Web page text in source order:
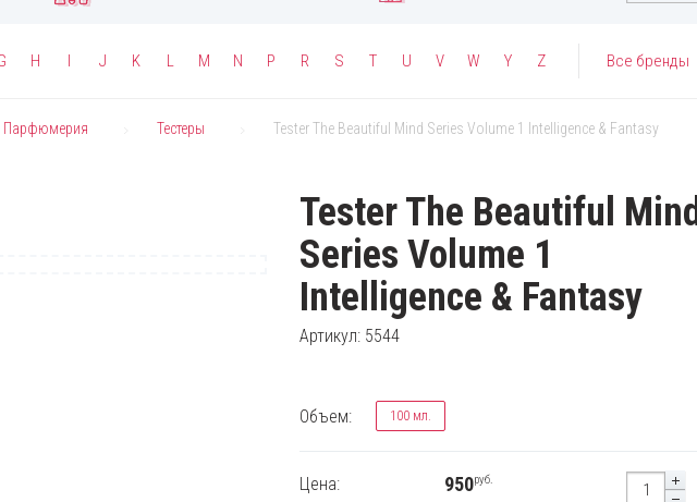
H I J K L M N P R S T U V W Y Z Все бренды
Парфюмерия Тестеры Tester The Beautiful Mind Series Volume 1 Intelligence & Fantasy
Tester The Beautiful Mind
Series Volume 1
Intelligence & Fantasy
Артикул: 5544
Объем: 100 мл.
Цена: 950руб.